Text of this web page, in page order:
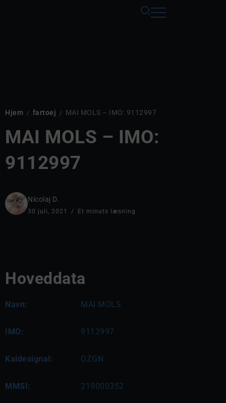
Hjem / fartoej / MAI MOLS – IMO: 9112997
MAI MOLS – IMO:
9112997
Nicolaj D.
30 juli, 2021 Et minuts læsning
Hoveddata
Navn: MAI MOLS
IMO: 9112997
Kaldesignal: OZGN
MMSI: 219000352